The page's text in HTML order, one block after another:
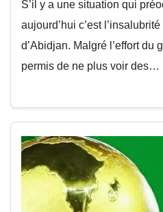
S’il y a une situation qui
aujourd’hui c’est
d’Abidjan. Malgré l’effort du
permis de ne plus voir des…